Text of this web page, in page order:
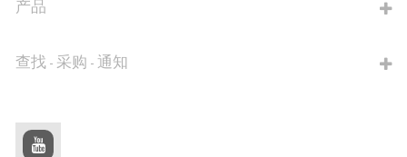
产品
查找 - 采购 - 通知